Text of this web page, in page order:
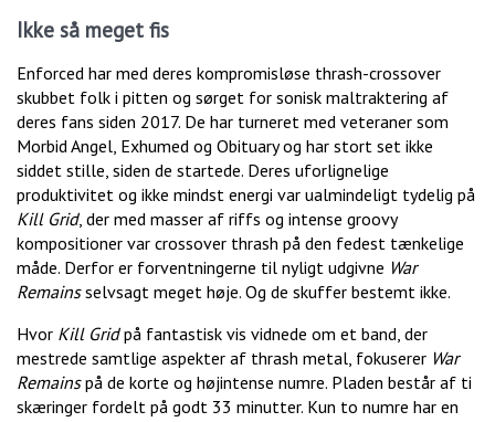
Ikke så meget fis
Enforced har med deres kompromisløse thrash-crossover
skubbet folk i pitten og sørget for sonisk maltraktering af
deres fans siden 2017. De har turneret med veteraner som
Morbid Angel, Exhumed og Obituary og har stort set ikke
siddet stille, siden de startede. Deres uforlignelige
produktivitet og ikke mindst energi var ualmindeligt tydelig på
Kill Grid, der med masser af riffs og intense groovy
kompositioner var crossover thrash på den fedest tænkelige
måde. Derfor er forventningerne til nyligt udgivne War
Remainsselvsagt meget høje. Og de skuffer bestemt ikke.
Hvor Kill Gridpå fantastisk vis vidnede om et band, der
mestrede samtlige aspekter af thrash metal, fokuserer War
Remainspå de korte og højintense numre. Pladen består af ti
skæringer fordelt på godt 33 minutter. Kun to numre har en